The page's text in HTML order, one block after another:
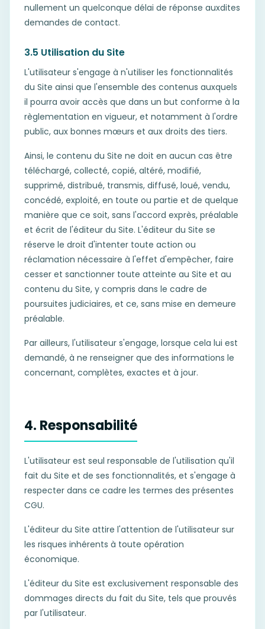
nullement un quelconque délai de réponse auxdites
demandes de contact.
3.5 Utilisation du Site
L'utilisateur s'engage à n'utiliser les fonctionnalités
du Site ainsi que l'ensemble des contenus auxquels
il pourra avoir accès que dans un but conforme à la
règlementation en vigueur, et notamment à l'ordre
public, aux bonnes mœurs et aux droits des tiers.
Ainsi, le contenu du Site ne doit en aucun cas être
téléchargé, collecté, copié, altéré, modifié,
supprimé, distribué, transmis, diffusé, loué, vendu,
concédé, exploité, en toute ou partie et de quelque
manière que ce soit, sans l'accord exprès, préalable
et écrit de l'éditeur du Site. L'éditeur du Site se
réserve le droit d'intenter toute action ou
réclamation nécessaire à l'effet d'empêcher, faire
cesser et sanctionner toute atteinte au Site et au
contenu du Site, y compris dans le cadre de
poursuites judiciaires, et ce, sans mise en demeure
préalable.
Par ailleurs, l'utilisateur s'engage, lorsque cela lui est
demandé, à ne renseigner que des informations le
concernant, complètes, exactes et à jour.
4. Responsabilité
L'utilisateur est seul responsable de l'utilisation qu'il
fait du Site et de ses fonctionnalités, et s'engage à
respecter dans ce cadre les termes des présentes
CGU.
L'éditeur du Site attire l'attention de l'utilisateur sur
les risques inhérents à toute opération
économique.
L'éditeur du Site est exclusivement responsable des
dommages directs du fait du Site, tels que prouvés
par l'utilisateur.